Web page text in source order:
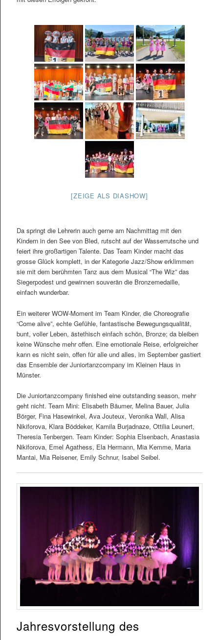
[ZEIGE ALS DIASHOW]
Da springt die Lehrerin auch gerne am Nachmittag mit den
Kindern in den See von Bled, rutscht auf der Wasserrutsche und
feiert ihre großartigen Talente. Das Team Kinder macht das
grosse Glück komplett, in der Kategorie Jazz/Show erklimmen
sie mit dem berühmten Tanz aus dem Musical “The Wiz” das
Siegerpodest und gewinnen souverän die Bronzemedaille,
einfach wunderbar.
Ein weiterer WOW-Moment im Team Kinder, die Choreografie
“Come alive”, echte Gefühle, fantastische Bewegungsqualität,
bunt, voller Leben, ästethisch einfach schön, Bronze; da bleiben
keine Wünsche mehr offen. Eine emotionale Reise, erfolgreicher
kann es nicht sein, offen für alle und alles, im September gastiert
das Ensemble der Juniortanzcompany im Kleinen Haus in
Münster.
Die Juniortanzcompany finished eine outstanding season, mehr
geht nicht. Team Mini: Elisabeth Bäumer, Melina Bauer, Julia
Börger, Fina Hasewinkel, Ava Jouteux, Veronika Wall, Alisa
Nikiforova, Klara Böddeker, Kamila Burjadnaze, Ottilia Leunert,
Theresia Tenbergen. Team Kinder: Sophia Elsenbach, Anastasia
Nikiforova, Emel Agathess, Ela Hermann, Mia Kemme, Maria
Mantai, Mia Reisener, Emily Schnur, Isabel Seibel.
Jahresvorstellung des